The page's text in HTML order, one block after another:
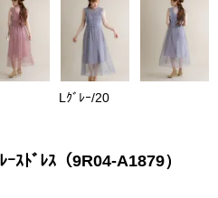
Lｸﾞﾚｰ/20
ｰｽﾄﾞﾚｽ（9R04-A1879）